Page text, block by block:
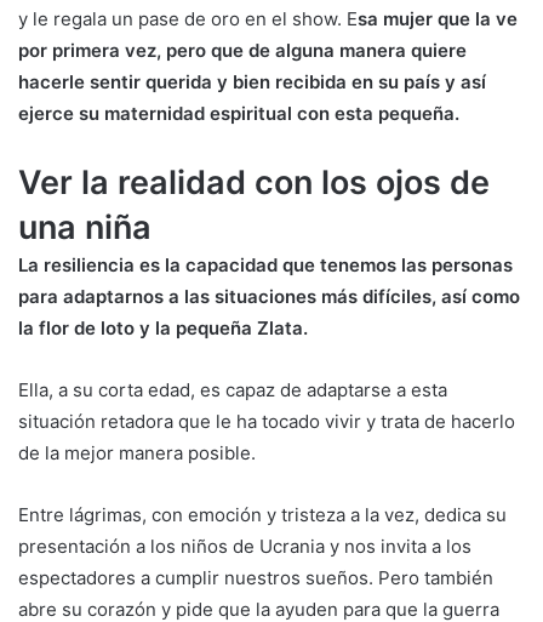
y le regala un pase de oro en el show. Esa mujer que la ve
por primera vez, pero que de alguna manera quiere
hacerle sentir querida y bien recibida en su país y así
ejerce su maternidad espiritual con esta pequeña.
Ver la realidad con los ojos de
una niña
La resiliencia es la capacidad que tenemos las personas
para adaptarnos a las situaciones más difíciles, así como
la flor de loto y la pequeña Zlata.
Ella, a su corta edad, es capaz de adaptarse a esta
situación retadora que le ha tocado vivir y trata de hacerlo
de la mejor manera posible.
Entre lágrimas, con emoción y tristeza a la vez, dedica su
presentación a los niños de Ucrania y nos invita a los
espectadores a cumplir nuestros sueños. Pero también
abre su corazón y pide que la ayuden para que la guerra